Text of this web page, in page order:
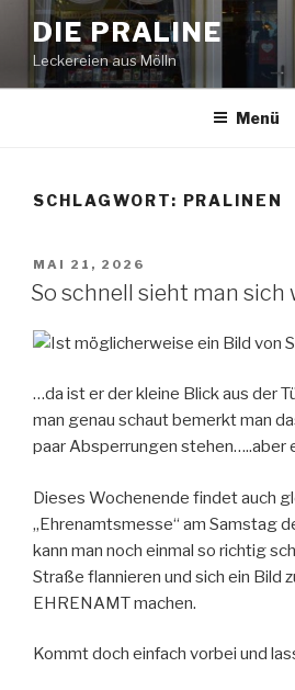
Inhalt
springen
DIE PRALINE
Leckereien aus Mölln
Menü
SCHLAGWORT: PRALINEN
VERÖFFENTLICHT
AM
MAI 21, 2026
So schnell sieht man sich
…da ist er der kleine Blick aus der
man genau schaut bemerkt man
paar Absperrungen stehen…..aber
Dieses Wochenende findet auch
„Ehrenamtsmesse“ am Samstag
kann man noch einmal so richtig
Straße flannieren und sich ein Bild
EHRENAMT machen.
Kommt doch einfach vorbei und